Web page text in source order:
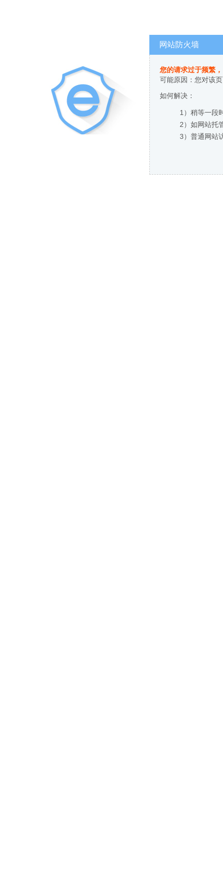
网站防火墙
您的请求过于频繁
可能原因：您对该
如何解决：
1）稍等一段
2）如网站托
3）普通网站